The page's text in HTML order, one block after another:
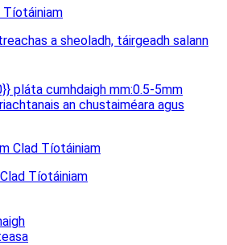
Tíotáiniam
a sheoladh, táirgeadh salann
pláta cumhdaigh mm:0.5-5mm
an chustaiméara agus
Tíotáiniam